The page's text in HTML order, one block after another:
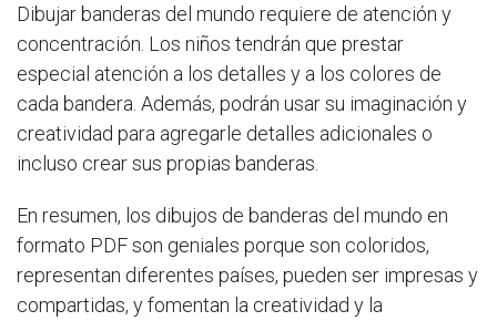
Dibujar banderas del mundo requiere de atención y
concentración. Los niños tendrán que prestar
especial atención a los detalles y a los colores de
cada bandera. Además, podrán usar su imaginación y
creatividad para agregarle detalles adicionales o
incluso crear sus propias banderas.
En resumen, los dibujos de banderas del mundo en
formato PDF son geniales porque son coloridos,
representan diferentes países, pueden ser impresas y
compartidas, y fomentan la creatividad y la